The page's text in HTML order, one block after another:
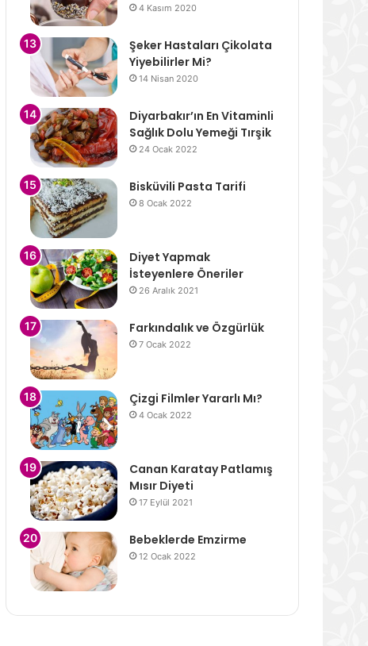
4 Kasım 2020
Şeker Hastaları Çikolata
Yiyebilirler Mi?
14 Nisan 2020
Diyarbakır’ın En Vitaminli
Sağlık Dolu Yemeği Tırşik
24 Ocak 2022
Bisküvili Pasta Tarifi
8 Ocak 2022
Diyet Yapmak
İsteyenlere Öneriler
26 Aralık 2021
Farkındalık ve Özgürlük
7 Ocak 2022
Çizgi Filmler Yararlı Mı?
4 Ocak 2022
Canan Karatay Patlamış
Mısır Diyeti
17 Eylül 2021
Bebeklerde Emzirme
12 Ocak 2022